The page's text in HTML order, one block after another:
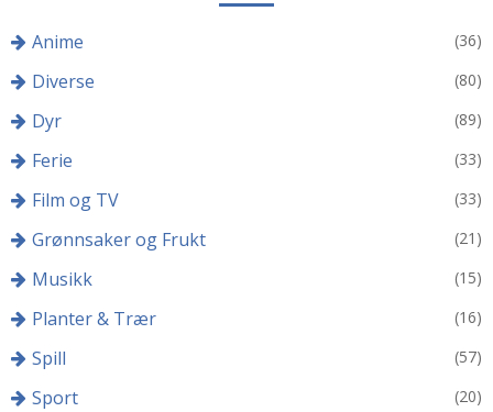
Anime (36)
Diverse (80)
Dyr (89)
Ferie (33)
Film og TV (33)
Grønnsaker og Frukt (21)
Musikk (15)
Planter & Trær (16)
Spill (57)
Sport (20)